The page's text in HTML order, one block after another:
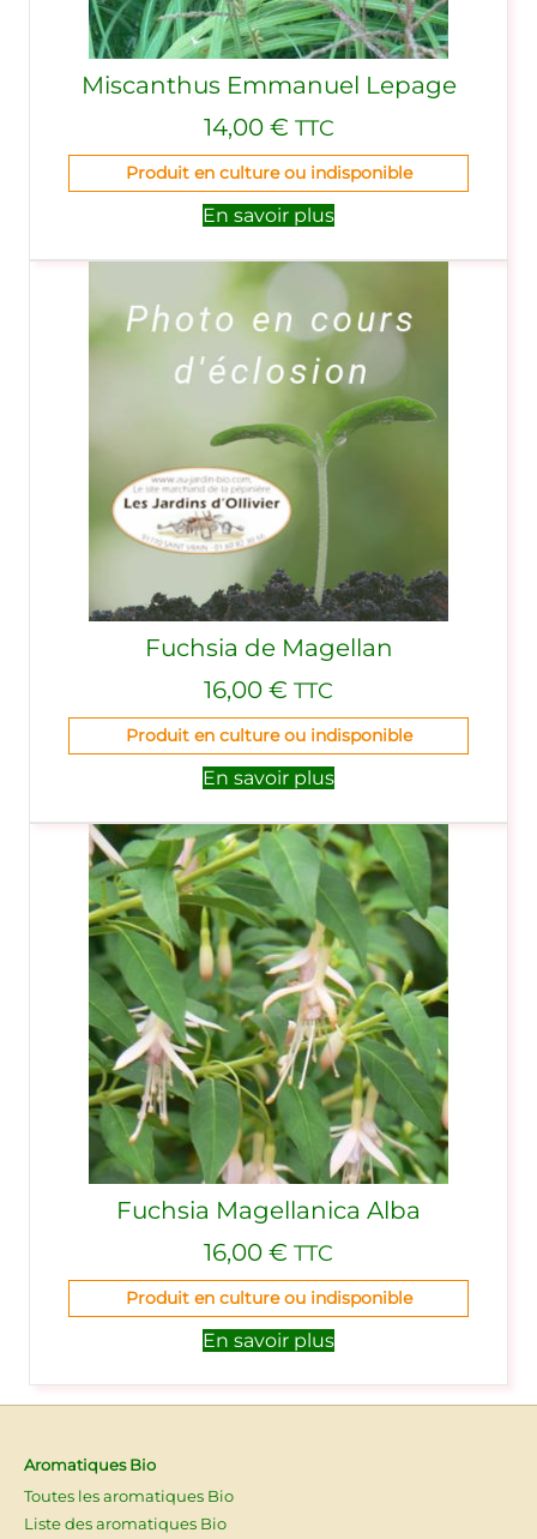
Miscanthus Emmanuel Lepage
14,00 € TTC
Produit en culture ou indisponible
En savoir plus
Fuchsia de Magellan
16,00 € TTC
Produit en culture ou indisponible
En savoir plus
Fuchsia Magellanica Alba
16,00 € TTC
Produit en culture ou indisponible
En savoir plus
Aromatiques Bio
Toutes les aromatiques Bio
Liste des aromatiques Bio